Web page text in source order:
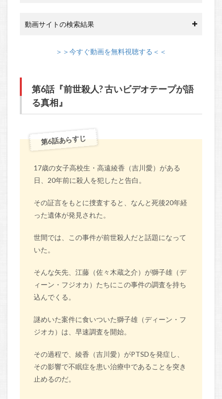
動画サイトの検索結果
＞＞今すぐ動画を無料視聴する＜＜
第6話『前世殺人? 古いビデオテープが語
る真相』
第6話あらすじ
17歳の女子高校生・高遠綾香（吉川愛）がある
日、20年前に殺人を犯したと告白。
その証言をもとに捜査すると、なんと死後20年経
った遺体が発見された。
世間では、この事件が前世殺人だと話題になって
いた。
そんな矢先、江藤（佐々木蔵之介）が獅子雄（デ
ィーン・フジオカ）たちにこの事件の調査を持ち
込んでくる。
謎めいた案件に食いついた獅子雄（ディーン・フ
ジオカ）は、早速調査を開始。
その過程で、綾香（吉川愛）がPTSDを発症し、
その影響で不眠症を患い治療中であることを突き
止めるのだ。